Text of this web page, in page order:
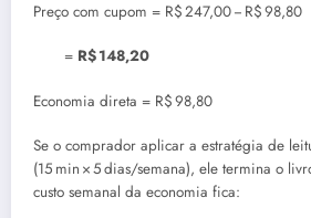
Preço com cupom = R$ 247,00 − R$ 98,80
= R$ 148,20
Economia direta = R$ 98,80
Se o comprador aplicar a estratégia de
(15 min × 5 dias/semana), ele termina o
custo semanal da economia fica: